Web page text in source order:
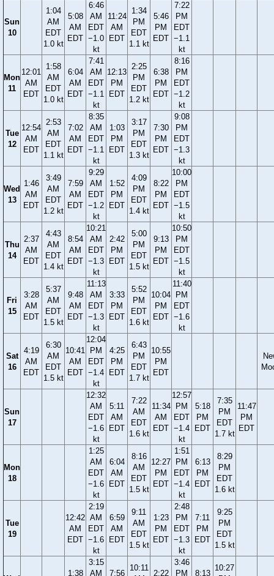
Sun
10
1:04
AM
EDT
1.0 kt
5:08
AM
EDT
6:46
AM
EDT
−1.0
kt
11:24
AM
EDT
1:34
PM
EDT
1.1 kt
5:46
PM
EDT
7:22
PM
EDT
−1.1
kt
Mon
11
12:01
AM
EDT
1:58
AM
EDT
1.0 kt
6:04
AM
EDT
7:41
AM
EDT
−1.1
kt
12:13
PM
EDT
2:25
PM
EDT
1.2 kt
6:38
PM
EDT
8:16
PM
EDT
−1.2
kt
Tue
12
12:54
AM
EDT
2:53
AM
EDT
1.1 kt
7:02
AM
EDT
8:35
AM
EDT
−1.1
kt
1:03
PM
EDT
3:17
PM
EDT
1.3 kt
7:30
PM
EDT
9:08
PM
EDT
−1.3
kt
Wed
13
1:46
AM
EDT
3:49
AM
EDT
1.2 kt
7:59
AM
EDT
9:29
AM
EDT
−1.2
kt
1:52
PM
EDT
4:09
PM
EDT
1.4 kt
8:22
PM
EDT
10:00
PM
EDT
−1.5
kt
Thu
14
2:37
AM
EDT
4:43
AM
EDT
1.4 kt
8:54
AM
EDT
10:21
AM
EDT
−1.3
kt
2:42
PM
EDT
5:00
PM
EDT
1.5 kt
9:13
PM
EDT
10:50
PM
EDT
−1.5
kt
Fri
15
3:28
AM
EDT
5:37
AM
EDT
1.5 kt
9:48
AM
EDT
11:13
AM
EDT
−1.3
kt
3:33
PM
EDT
5:52
PM
EDT
1.6 kt
10:04
PM
EDT
11:40
PM
EDT
−1.6
kt
Sat
16
4:19
AM
EDT
6:30
AM
EDT
1.5 kt
10:41
AM
EDT
12:04
PM
EDT
−1.4
kt
4:25
PM
EDT
6:43
PM
EDT
1.7 kt
10:55
PM
EDT
Sun
17
12:32
AM
EDT
−1.6
kt
5:11
AM
EDT
7:22
AM
EDT
1.6 kt
11:34
AM
EDT
12:57
PM
EDT
−1.4
kt
5:18
PM
EDT
7:35
PM
EDT
1.7 kt
11:47
PM
EDT
Mon
18
1:25
AM
EDT
−1.6
kt
6:04
AM
EDT
8:16
AM
EDT
1.5 kt
12:27
PM
EDT
1:51
PM
EDT
−1.4
kt
6:13
PM
EDT
8:29
PM
EDT
1.6 kt
Tue
19
12:42
AM
EDT
2:19
AM
EDT
−1.6
kt
6:59
AM
EDT
9:11
AM
EDT
1.5 kt
1:23
PM
EDT
2:48
PM
EDT
−1.3
kt
7:11
PM
EDT
9:25
PM
EDT
1.5 kt
1:38
3:15
AM
7:56
10:11
2:22
3:46
PM
8:13
10:27